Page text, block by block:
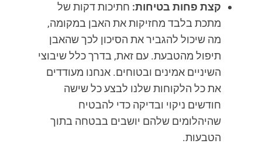
קצת פחות בטיחות: חתיכות דקות של
מתכת בלבד מחזיקות את האבן במקומה,
מה שיכול להגביר את הסיכון לכך שהאבן
תיפול מהטבעת. עם זאת, בדרך כלל שיבוצי
השיניים אמינים ובטוחים. אנחנו מעודדים
את כל הלקוחות שלנו לבצע כל שישה
חודשים ניקוי ובדיקה כדי להבטיח
שהיהלומים שלהם יושבים בבטחה בתוך
הטבעות.